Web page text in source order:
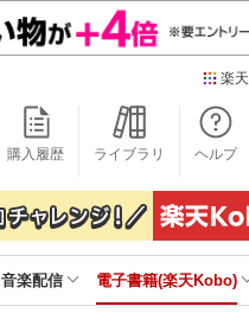
楽
購入履歴 ライブラリ ヘルプ
音楽配信 電子書籍(楽天Kobo)